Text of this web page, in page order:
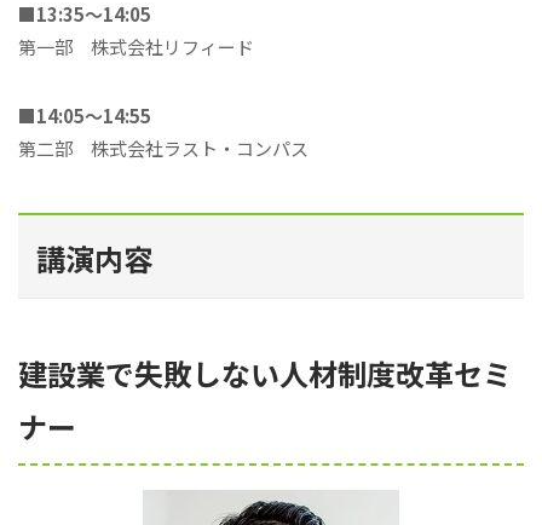
■13:35～14:05
第一部 株式会社リフィード
■14:05～14:55
第二部 株式会社ラスト・コンパス
講演内容
建設業で失敗しない人材制度改革セミ
ナー